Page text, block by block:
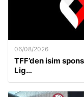
06/08/2026
TFF’den isim
Lig…